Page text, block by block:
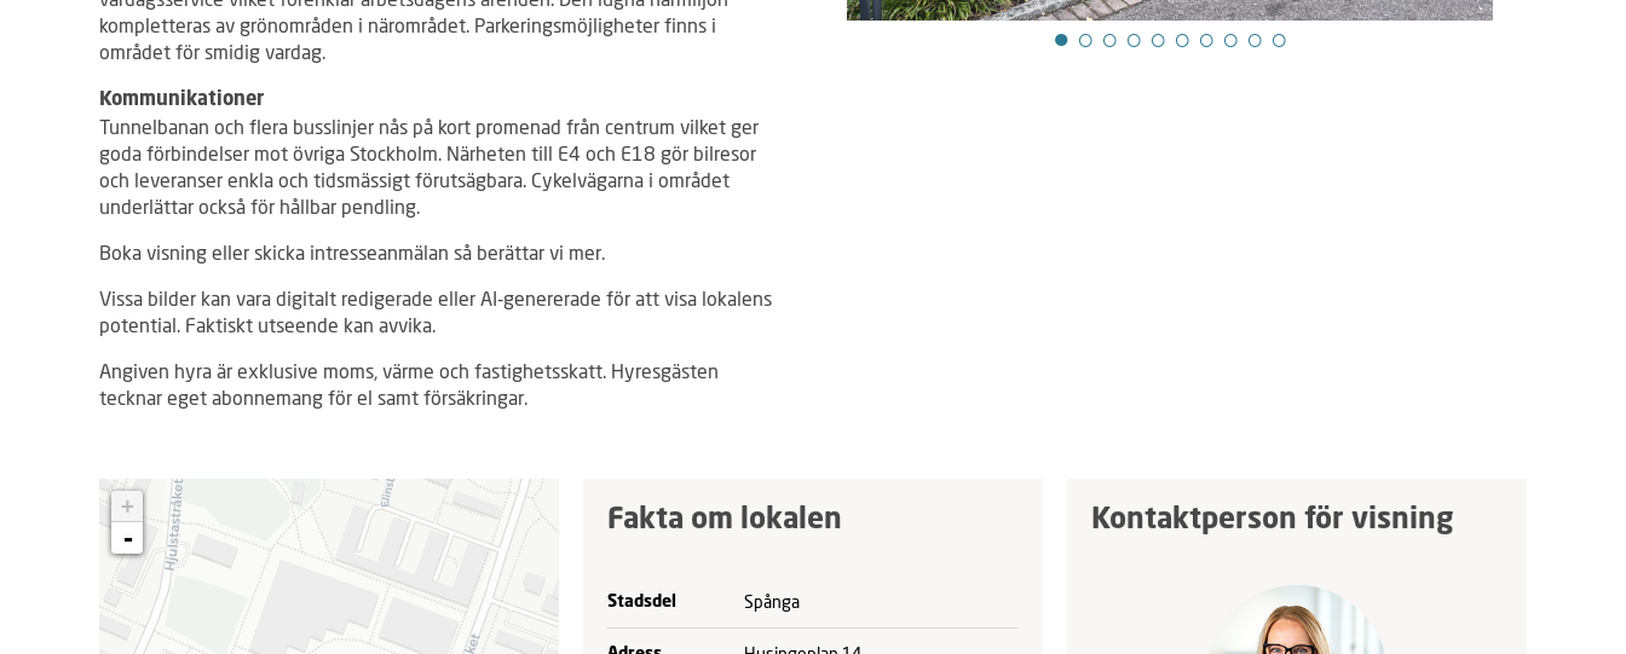
kompletteras av grönområden i närområdet. Parkeringsmöjligheter finns i
området för smidig vardag.
Kommunikationer
Tunnelbanan och flera busslinjer nås på kort promenad från centrum vilket ger
goda förbindelser mot övriga Stockholm. Närheten till E4 och E18 gör bilresor
och leveranser enkla och tidsmässigt förutsägbara. Cykelvägarna i området
underlättar också för hållbar pendling.
Boka visning eller skicka intresseanmälan så berättar vi mer.
Vissa bilder kan vara digitalt redigerade eller AI‑genererade för att visa lokalens
potential. Faktiskt utseende kan avvika.
Angiven hyra är exklusive moms, värme och fastighetsskatt. Hyresgästen
tecknar eget abonnemang för el samt försäkringar.
a
+
-
Fakta om lokalen
Stadsdel Spånga
Kontaktperson för visning